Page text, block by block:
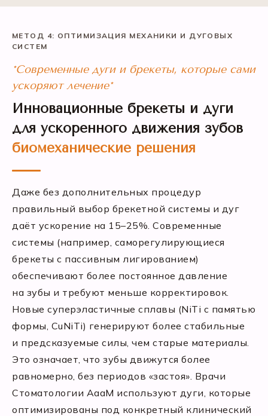
МЕТОД 4: ОПТИМИЗАЦИЯ МЕХАНИКИ И ДУГОВЫХ
СИСТЕМ
*Современные дуги и брекеты, которые сами
ускоряют лечение*
Инновационные брекеты и дуги
для ускоренного движения зубов
биомеханические решения
Даже без дополнительных процедур
правильный выбор брекетной системы и дуг
даёт ускорение на 15–25%. Современные
системы (например, саморегулирующиеся
брекеты с пассивным лигированием)
обеспечивают более постоянное давление
на зубы и требуют меньше корректировок.
Новые суперэластичные сплавы (NiTi с памятью
формы, CuNiTi) генерируют более стабильные
и предсказуемые силы, чем старые материалы.
Это означает, что зубы движутся более
равномерно, без периодов «застоя». Врачи
Стоматологии АааМ используют дуги, которые
оптимизированы под конкретный клинический